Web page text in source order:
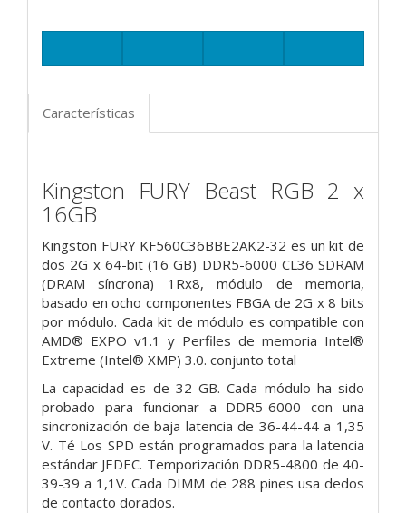
Características
Kingston FURY Beast RGB 2 x
16GB
Kingston FURY KF560C36BBE2AK2-32 es un kit de
dos 2G x 64-bit (16 GB) DDR5-6000 CL36 SDRAM
(DRAM síncrona) 1Rx8,módulo de memoria,
basado en ocho componentes FBGA de 2G x 8 bits
pormódulo. Cada kit de módulo es compatible con
AMD® EXPO v1.1 y Perfiles de memoria Intel®
Extreme (Intel® XMP) 3.0. conjunto total
La capacidad es de 32 GB. Cada módulo ha sido
probado para funcionar a DDR5-6000 con una
sincronización de baja latencia de 36-44-44 a 1,35
V. Té Los SPD están programados para la latencia
estándar JEDEC. Temporización DDR5-4800 de 40-
39-39 a 1,1V.Cada DIMM de 288 pines usa dedos
de contacto dorados.